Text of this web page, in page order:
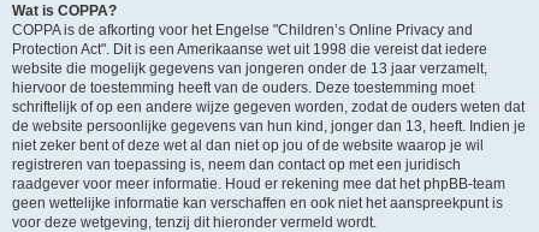
Wat is COPPA?
COPPA is de afkorting voor het Engelse "Children’s Online Privacy and
Protection Act". Dit is een Amerikaanse wet uit 1998 die vereist dat iedere
website die mogelijk gegevens van jongeren onder de 13 jaar verzamelt,
hiervoor de toestemming heeft van de ouders. Deze toestemming moet
schriftelijk of op een andere wijze gegeven worden, zodat de ouders weten dat
de website persoonlijke gegevens van hun kind, jonger dan 13, heeft. Indien je
niet zeker bent of deze wet al dan niet op jou of de website waarop je wil
registreren van toepassing is, neem dan contact op met een juridisch
raadgever voor meer informatie. Houd er rekening mee dat het phpBB-team
geen wettelijke informatie kan verschaffen en ook niet het aanspreekpunt is
voor deze wetgeving, tenzij dit hieronder vermeld wordt.